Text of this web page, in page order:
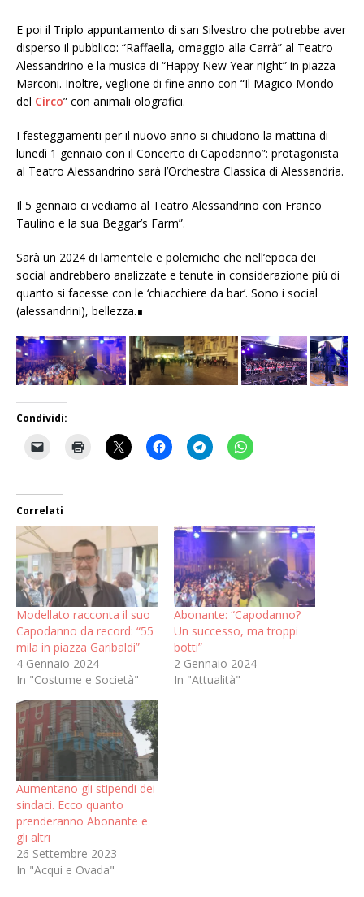
E poi il Triplo appuntamento di san Silvestro che potrebbe aver
disperso il pubblico: “Raffaella, omaggio alla Carrà” al Teatro
Alessandrino e la musica di “Happy New Year night” in piazza
Marconi. Inoltre, veglione di fine anno con “Il Magico Mondo
del Circo” con animali olografici.
I festeggiamenti per il nuovo anno si chiudono la mattina di
lunedì 1 gennaio con il Concerto di Capodanno”: protagonista
al Teatro Alessandrino sarà l’Orchestra Classica di Alessandria.
Il 5 gennaio ci vediamo al Teatro Alessandrino con Franco
Taulino e la sua Beggar’s Farm”.
Sarà un 2024 di lamentele e polemiche che nell’epoca dei
social andrebbero analizzate e tenute in considerazione più di
quanto si facesse con le ‘chiacchiere da bar’. Sono i social
(alessandrini), bellezza.∎
Condividi:
Correlati
Modellato racconta il suo
Capodanno da record: “55
mila in piazza Garibaldi”
4 Gennaio 2024
In "Costume e Società"
Abonante: “Capodanno?
Un successo, ma troppi
botti”
2 Gennaio 2024
In "Attualità"
Aumentano gli stipendi dei
sindaci. Ecco quanto
prenderanno Abonante e
gli altri
26 Settembre 2023
In "Acqui e Ovada"